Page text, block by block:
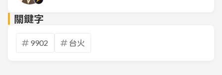
關鍵字
9902 台火